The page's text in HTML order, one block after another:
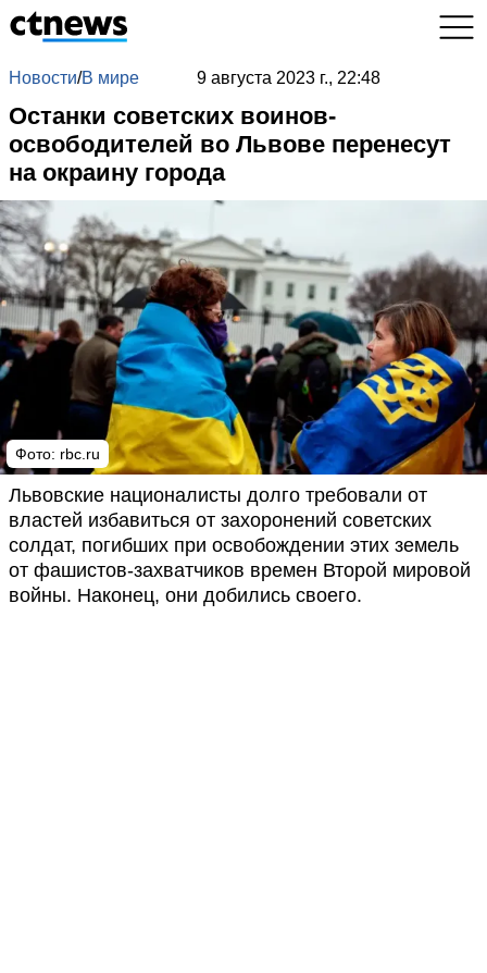
Новости/В мире 9 августа 2023 г., 22:48
Останки советских воинов-
освободителей во Львове перенесут
на окраину города
Фото: rbc.ru
Львовские националисты долго требовали от
властей избавиться от захоронений советских
солдат, погибших при освобождении этих земель
от фашистов-захватчиков времен Второй мировой
войны. Наконец, они добились своего.